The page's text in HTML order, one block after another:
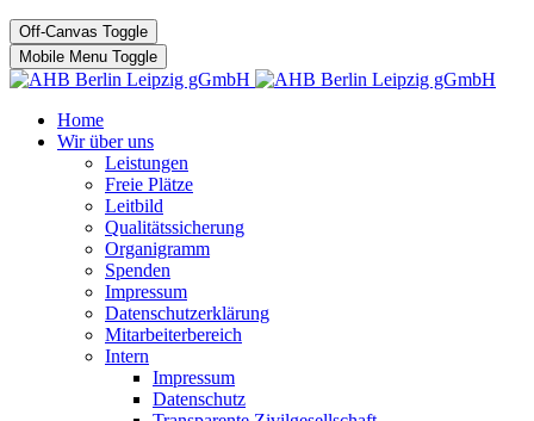
Off-Canvas Toggle
Mobile Menu Toggle
Home
Wir über uns
Leistungen
Freie Plätze
Leitbild
Qualitätssicherung
Organigramm
Spenden
Impressum
Datenschutzerklärung
Mitarbeiterbereich
Intern
Impressum
Datenschutz